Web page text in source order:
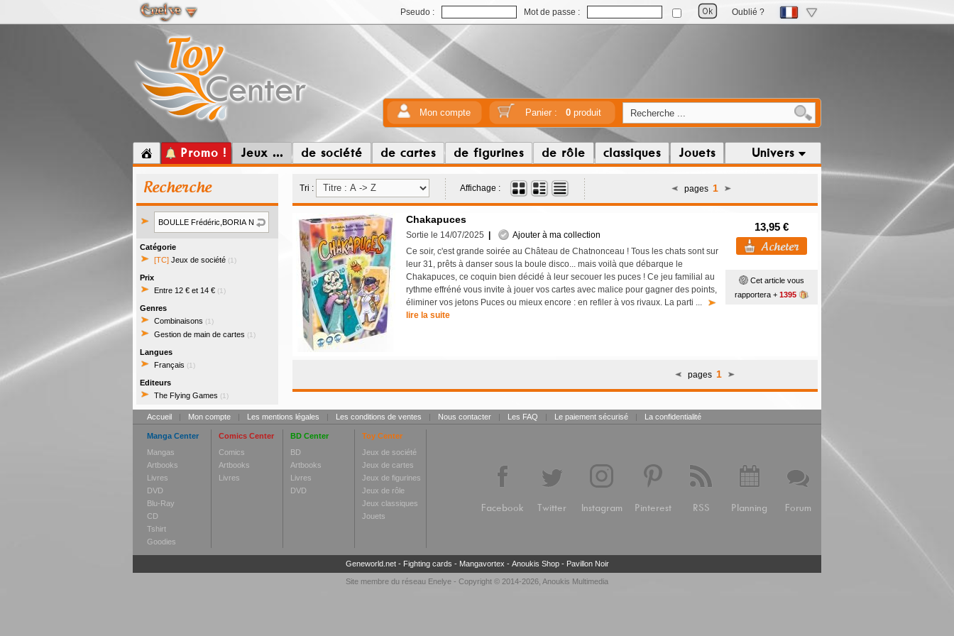
Pseudo : Mot de passe : Oublié ?
Mon compte Panier : 0produit
Promo ! Jeux ... de société de cartes de figurines de rôle classiques Jouets Univers
Recherche
Catégorie
[TC] Jeux de société (1)
Prix
Entre 12 € et 14 € (1)
Genres
Combinaisons (1)
Gestion de main de cartes (1)
Langues
Français (1)
Editeurs
The Flying Games (1)
Tri : Affichage : pages 1
Chakapuces
Sortie le 14/07/2025
Ajouter à ma collection
Ce soir, c'est grande soirée au Château de Chatnonceau ! Tous les chats sont sur
leur 31, prêts à danser sous la boule disco... mais voilà que débarque le
Chakapuces, ce coquin bien décidé à leur secouer les puces ! Ce jeu familial au
rythme effréné vous invite à jouer vos cartes avec malice pour gagner des points,
éliminer vos jetons Puces ou mieux encore : en refiler à vos rivaux. La parti ...
lire la suite
13,95 €
Cet article vous
rapportera + 1395
pages 1
Accueil | Mon compte | Les mentions légales | Les conditions de ventes | Nous contacter | Les FAQ | Le paiement sécurisé | La confidentialité
Manga Center
Mangas
Artbooks
Livres
DVD
Blu-Ray
CD
Tshirt
Goodies
Comics Center
Comics
Artbooks
Livres
BD Center
BD
Artbooks
Livres
DVD
Toy Center
Jeux de société
Jeux de cartes
Jeux de figurines
Jeux de rôle
Jeux classiques
Jouets
Facebook Twitter Instagram Pinterest RSS Planning Forum
Geneworld.net- Fighting cards - Mangavortex - Anoukis Shop- Pavillon Noir
Site membre du réseau Enelye - Copyright © 2014-2026, Anoukis Multimedia